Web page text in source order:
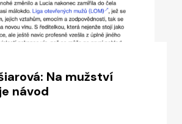
Na mužství
návod